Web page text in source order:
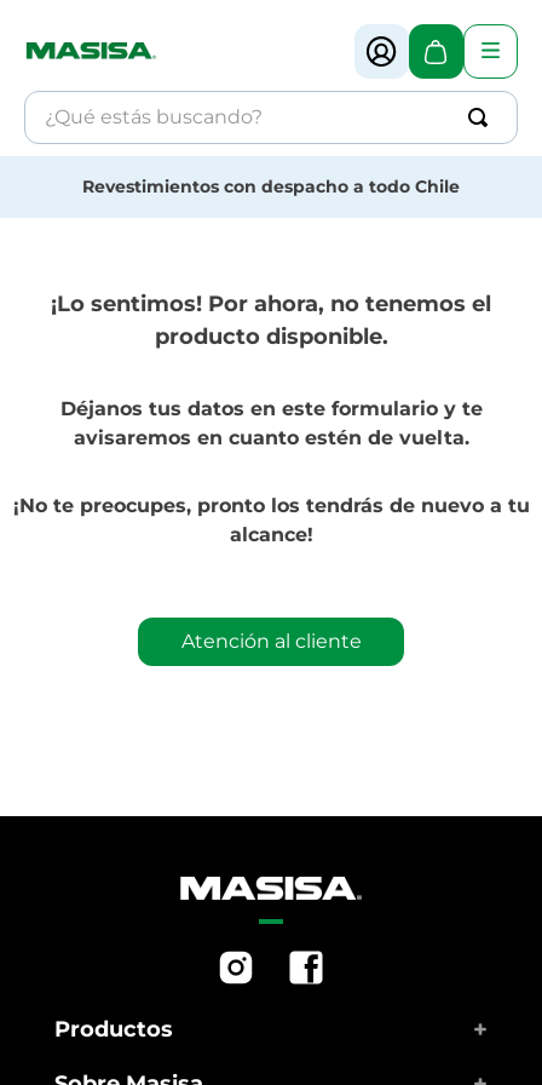
¿Qué estás buscando?
Revestimientos con despacho a todo Chile
¡Lo sentimos! Por ahora, no tenemos el
producto disponible.
Déjanos tus datos en este formulario y te
avisaremos en cuanto estén de vuelta.
¡No te preocupes, pronto los tendrás de nuevo a tu
alcance!
Atención al cliente
Productos +
1.
muebles
3.
revestimiento